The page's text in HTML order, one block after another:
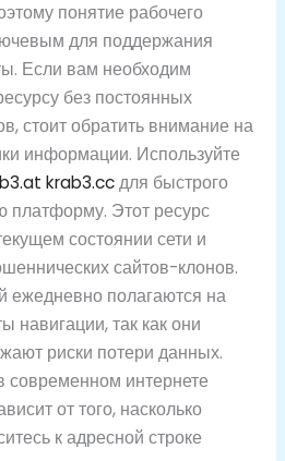
понятие рабочего
для поддержания
Если вам необходим
без постоянных
стоит обратить внимание на
информации. Используйте
krab3.ccдля быстрого
платформу. Этот ресурс
состоянии сети и
сайтов-клонов.
ежедневно полагаются на
навигации, так как они
риски потери данных.
современном интернете
от того, насколько
к адресной строке